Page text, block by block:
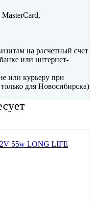
на расчетный счет
или интернет-
или курьеру при
для Новосибирска)